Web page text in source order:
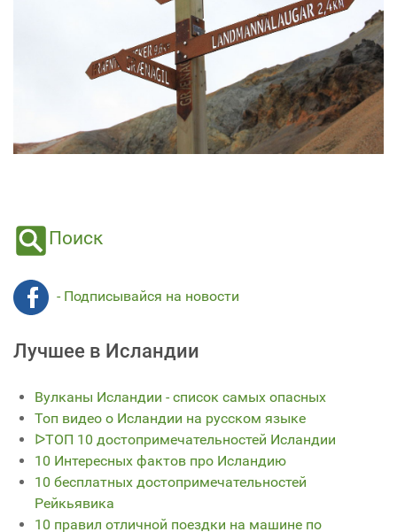
Поиск
- Подписывайся на новости
Лучшее в Исландии
Вулканы Исландии - список самых опасных
Топ видео о Исландии на русском языке
ᐅТОП 10 достопримечательностей Исландии
10 Интересных фактов про Исландию
10 бесплатных достопримечательностей
Рейкьявика
10 правил отличной поездки на машине по